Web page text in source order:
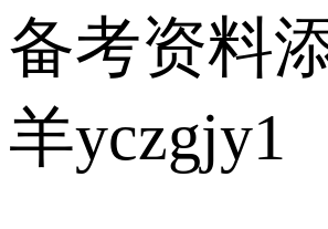
备考资料
羊yczgjy1